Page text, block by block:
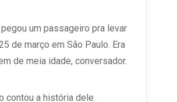
um passageiro pra levar
de março em São Paulo. Era
de meia idade, conversador.
contou a história dele.